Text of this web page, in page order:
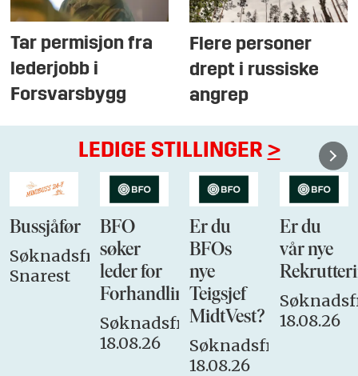
Tar permisjon fra
lederjobb i
Forsvarsbygg
Flere personer
drept i russiske
angrep
LEDIGE STILLINGER >
Bussjåfør
Søknadsfrist:
Snarest
BFO
søker
leder for
Forhandlingsutvalget
Søknadsfrist:
18.08.26
Er du
BFOs
nye
Teigsjef
MidtVest?
Søknadsfrist:
18.08.26
Er du
vår nye
18.08.26